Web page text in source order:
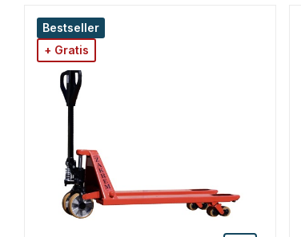
Bestseller
+ Gratis